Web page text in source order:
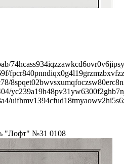
"Лофт" №31 0108